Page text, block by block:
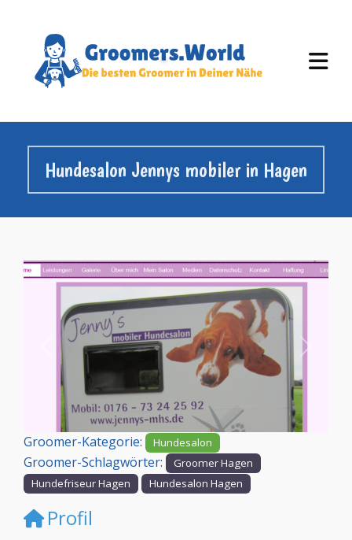
Hundesalon Jennys mobiler in Hagen
Vorheriges
Groomer-Kategorie: Hundesalon
Groomer-Schlagwörter:
Groomer Hagen
Hundefriseur Hagen
Hundesalon Hagen
Profil